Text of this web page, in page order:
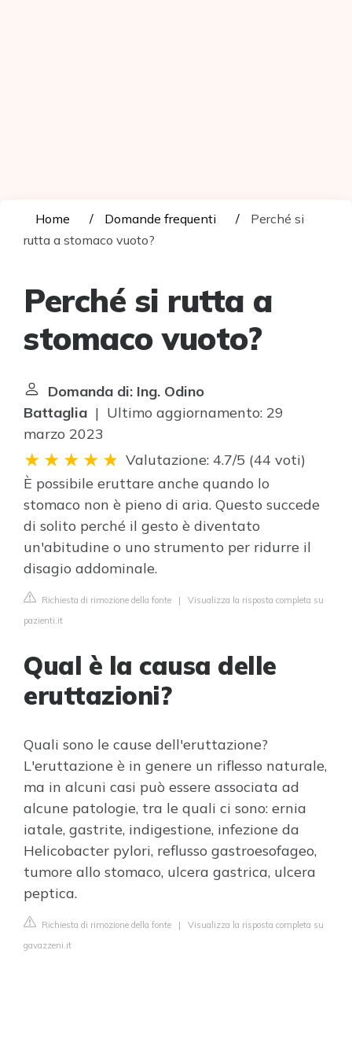
Home Domande frequenti
Perché si
rutta a stomaco vuoto?
Perché si rutta a
stomaco vuoto?
Domanda di: Ing. Odino
Battaglia | Ultimo aggiornamento: 29
marzo 2023
Valutazione: 4.7/5 (44 voti)
È possibile eruttare anche quando lo
stomaco non è pieno di aria. Questo succede
di solito perché il gesto è diventato
un'abitudine o uno strumento per ridurre il
disagio addominale.
Richiesta di rimozione della fonte | Visualizza la risposta completa su
pazienti.it
Qual è la causa delle
eruttazioni?
Quali sono le cause dell'eruttazione?
L'eruttazione è in genere un riflesso naturale,
ma in alcuni casi può essere associata ad
alcune patologie, tra le quali ci sono: ernia
iatale, gastrite, indigestione, infezione da
Helicobacter pylori, reflusso gastroesofageo,
tumore allo stomaco, ulcera gastrica, ulcera
peptica.
Richiesta di rimozione della fonte | Visualizza la risposta completa su
gavazzeni.it